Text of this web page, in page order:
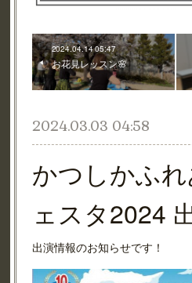
2024.04.14 05:47
お花見レッスン🌸
2024.03.03 04:58
かつしかふ
ェスタ2024
出演情報のお知らせです！